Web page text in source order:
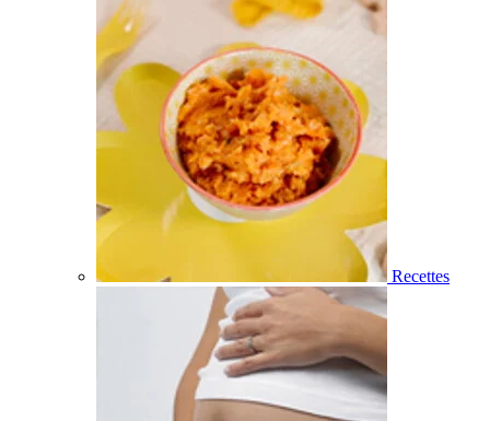
Recettes